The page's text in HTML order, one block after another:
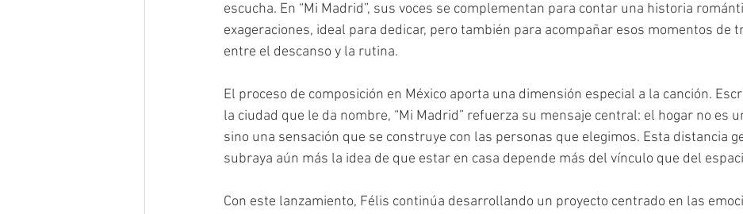
escucha. En “Mi Madrid”, sus voces se complementan para contar una historia
exageraciones, ideal para dedicar, pero también para acompañar esos momentos de
entre el descanso y la rutina.
El proceso de composición en México aporta una dimensión especial a la canción.
la ciudad que le da nombre, “Mi Madrid” refuerza su mensaje central: el hogar no es
sino una sensación que se construye con las personas que elegimos. Esta distancia
subraya aún más la idea de que estar en casa depende más del vínculo que del
Con este lanzamiento, Félis continúa desarrollando un proyecto centrado en las